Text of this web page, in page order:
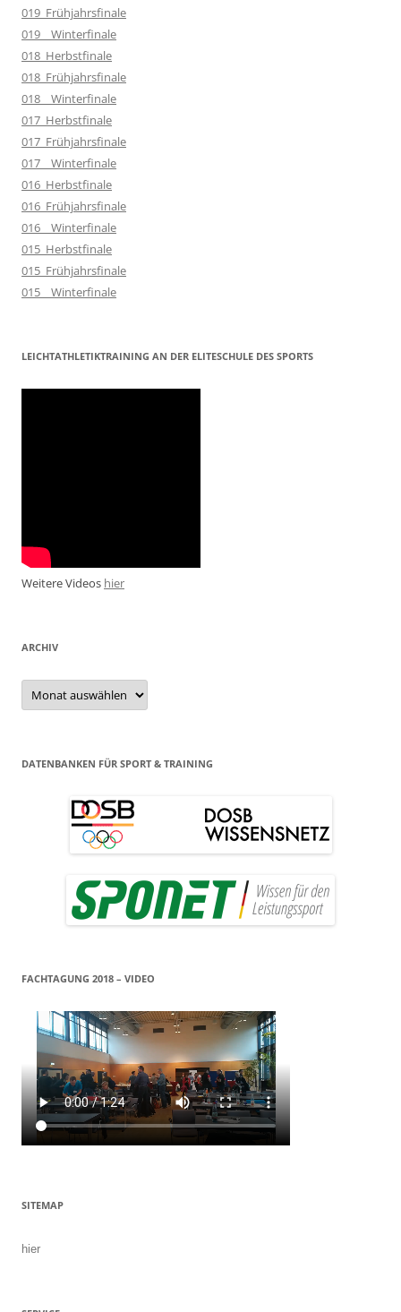
019_Frühjahrsfinale
019__Winterfinale
018_Herbstfinale
018_Frühjahrsfinale
018__Winterfinale
017_Herbstfinale
017_Frühjahrsfinale
017__Winterfinale
016_Herbstfinale
016_Frühjahrsfinale
016__Winterfinale
015_Herbstfinale
015_Frühjahrsfinale
015__Winterfinale
LEICHTATHLETIKTRAINING AN DER ELITESCHULE DES SPORTS
Weitere Videos hier
ARCHIV
Archiv
DATENBANKEN FÜR SPORT & TRAINING
FACHTAGUNG 2018 – VIDEO
SITEMAP
hier